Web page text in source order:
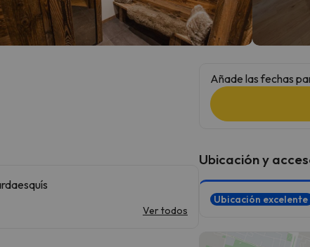
Ver todos
Añade las fechas
Ubicación y
Ubicación excelente